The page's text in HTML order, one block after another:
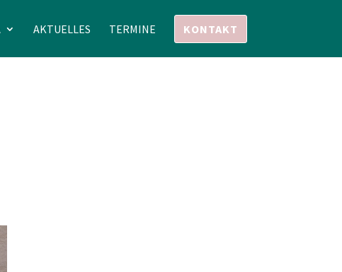
AKTUELLES TERMINE KONTAKT